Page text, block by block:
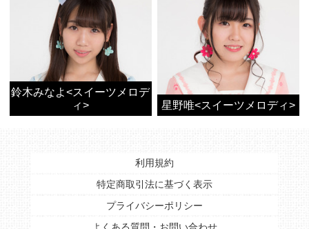
鈴木みなよ<スイーツメロデ
ィ>
星野唯<スイーツメロディ>
利用規約
特定商取引法に基づく表示
プライバシーポリシー